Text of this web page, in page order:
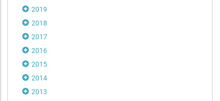
2019
2018
2017
2016
2015
2014
2013